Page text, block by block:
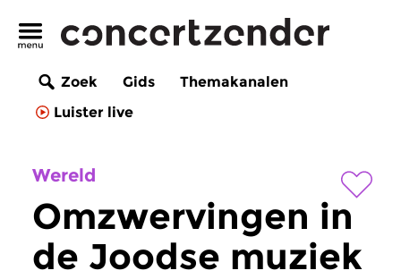
Zoek Gids
Themakanalen
Luister live
Wereld
Omzwervingen in
de Joodse muziek